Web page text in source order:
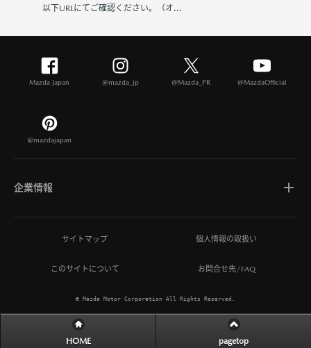
以下URLにてご確認ください。（オ...
Mazda Japan @mazda_jp @Mazda_PR @MazdaOfficial
@mazdajapan
企業情報
マツダについて
ひとを想う価値創造
サステナビリティ
サイトマップ 個人情報の取扱い
このサイトについて お問合せ先/FAQ
© Mazda Motor Corporation All Rights Reserved.
HOME pagetop